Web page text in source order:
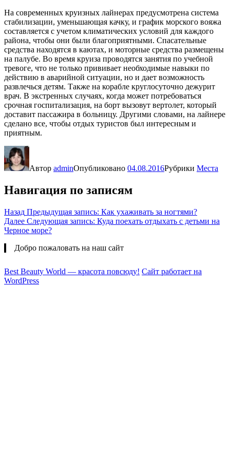
На современных круизных лайнерах предусмотрена система
стабилизации, уменьшающая качку, и график морского вояжа
составляется с учетом климатических условий для каждого
района, чтобы они были благоприятными. Спасательные
средства находятся в каютах, и моторные средства размещены
на палубе. Во время круиза проводятся занятия по учебной
тревоге, что не только прививает необходимые навыки по
действию в аварийной ситуации, но и дает возможность
развлечься детям. Также на корабле круглосуточно дежурит
врач. В экстренных случаях, когда может потребоваться
срочная госпитализация, на борт вызовут вертолет, который
доставит пассажира в больницу. Другими словами, на лайнере
сделано все, чтобы отдых туристов был интересным и
приятным.
Автор adminОпубликовано 04.08.2016Рубрики Места
Навигация по записям
Назад Предыдущая запись: Как ухаживать за ногтями?
Далее Следующая запись: Куда поехать отдыхать с детьми на
Черное море?
Добро пожаловать на наш сайт
Best Beauty World — красота повсюду! Сайт работает на
WordPress